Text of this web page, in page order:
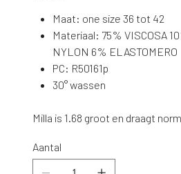
Maat: one size 36 tot 42
Materiaal: 75% VISCOSA
NYLON 6% ELASTOMERO
PC: R50161p
30° wassen
Milla is 1.68 groot en draagt
Aantal